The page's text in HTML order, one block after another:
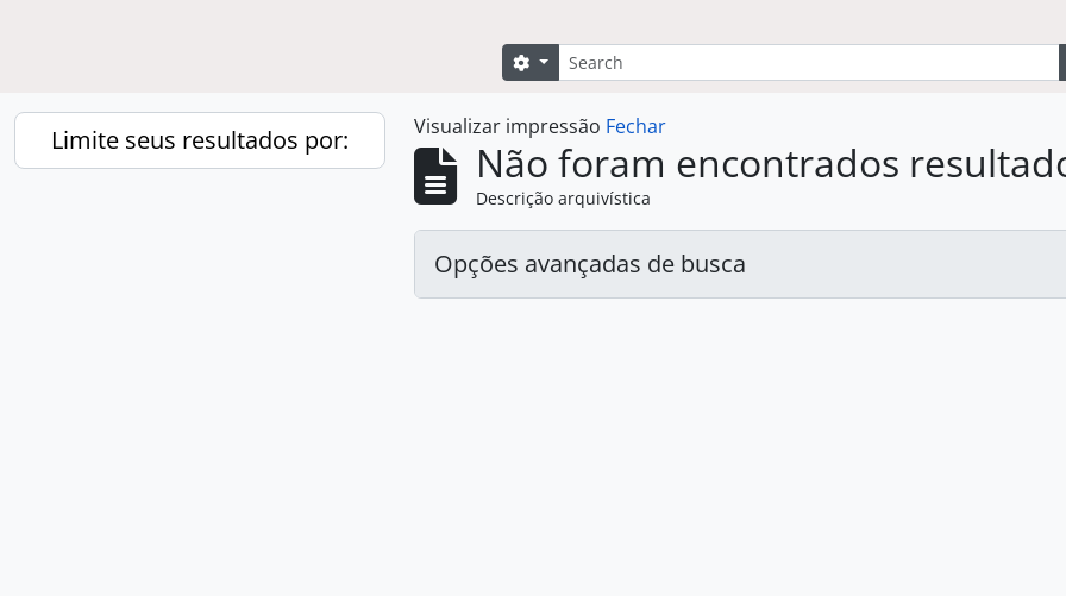
Buscar
Opções de busca
Limite seus resultados por: Visualizar impressão Fechar
Não foram encontrados
Descrição arquivística
Opções avançadas de busca